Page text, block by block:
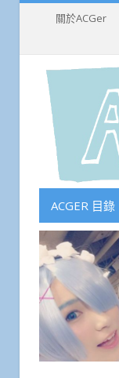
關於ACGer
ACGER 目錄